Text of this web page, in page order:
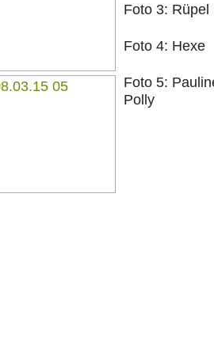
Foto 3: Rüpel
Foto 4: Hexe
Foto 5:
Polly